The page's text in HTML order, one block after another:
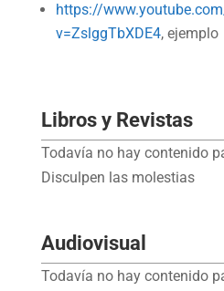
https://
v=ZslggTbXDE4, ejemplo
Libros y Revistas
Todavía no hay contenido
Disculpen las molestias
Audiovisual
Todavía no hay contenido